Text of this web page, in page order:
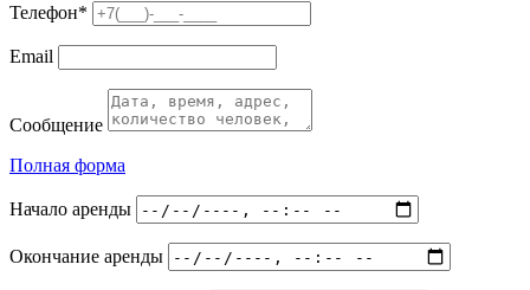
Телефон*
Email
Сообщение
Полная форма
Начало аренды
Окончание аренды